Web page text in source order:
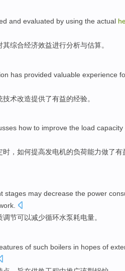
and evaluated by using the actual
其综合经济效益进行分析与估算。
has provided valuable experience
技术改造提供了有益的经验。
how to improve the load capacity
时 ， 如何提高发电机的负荷能力做了有
stages may decrease the power
调节可以减少循环水泵耗电量。
of such boilers in hopes of